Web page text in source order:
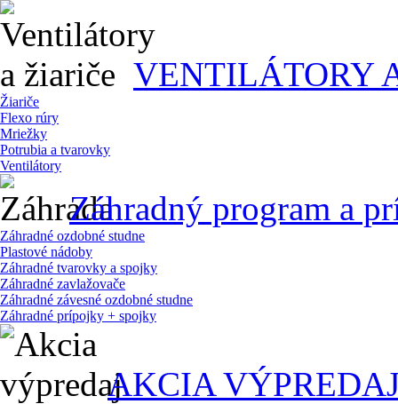
VENTILÁTORY
Žiariče
Flexo rúry
Mriežky
Potrubia a tvarovky
Ventilátory
Záhradný program a
Záhradné ozdobné studne
Plastové nádoby
Záhradné tvarovky a spojky
Záhradné zavlažovače
Záhradné závesné ozdobné studne
Záhradné prípojky + spojky
AKCIA